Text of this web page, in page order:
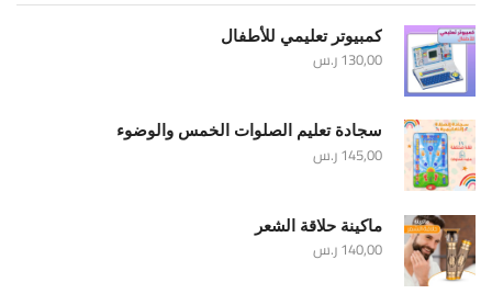
كمبيوتر تعليمي للأطفال
130,00ر.س
سجادة تعليم الصلوات الخمس والوضوء
145,00ر.س
ماكينة حلاقة الشعر
140,00ر.س